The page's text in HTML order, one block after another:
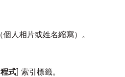
人相片或姓名縮寫）。
式] 索引標籤。